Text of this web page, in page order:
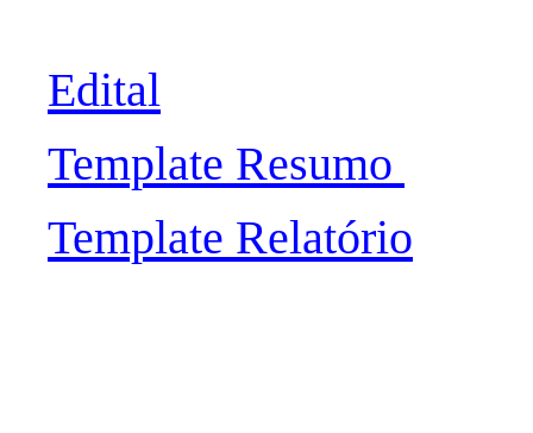
Edital
Template Resumo
Template Relatório